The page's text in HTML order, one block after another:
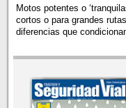
Motos potentes o
cortos o para grandes
diferencias que